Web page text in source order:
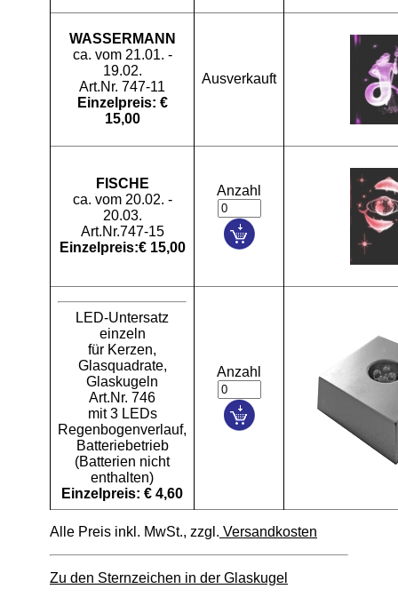
WASSERMANN
ca. vom 21.01. -
19.02.
Art.Nr. 747-11
Einzelpreis: €
15,00
Ausverkauft
FISCHE
ca. vom 20.02. -
20.03.
Art.Nr.747-15
Einzelpreis:€ 15,00
Anzahl
LED-Untersatz
einzeln
für Kerzen,
Glasquadrate,
Glaskugeln
Art.Nr. 746
mit 3 LEDs
Regenbogenverlauf,
Batteriebetrieb
(Batterien nicht
enthalten)
Einzelpreis: € 4,60
Anzahl
Alle Preis inkl. MwSt., zzgl. Versandkosten
Zu den Sternzeichen in der Glaskugel